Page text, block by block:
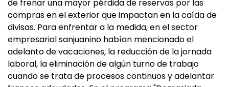
de frenar una mayor pérdida de reservas por las
compras en el exterior que impactan en la caída de
divisas. Para enfrentar a la medida, en el sector
empresarial sanjuanino habían mencionado el
adelanto de vacaciones, la reducción de la jornada
laboral, la eliminación de algún turno de trabajo
cuando se trata de procesos continuos y adelantar